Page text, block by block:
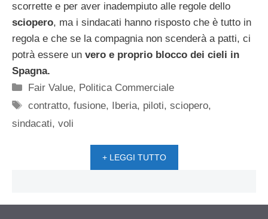
scorrette e per aver inadempiuto alle regole dello
sciopero, ma i sindacati hanno risposto che è tutto in
regola e che se la compagnia non scenderà a patti, ci
potrà essere un vero e proprio blocco dei cieli in
Spagna.
Categorie
Fair Value, Politica Commerciale
Tag
contratto,fusione, Iberia, piloti,sciopero,
sindacati, voli
+ LEGGI TUTTO